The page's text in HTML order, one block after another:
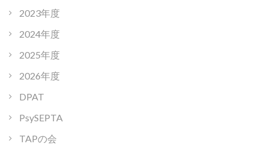
2023年度
2024年度
2025年度
2026年度
DPAT
PsySEPTA
TAPの会